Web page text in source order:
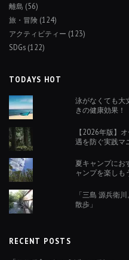
離島 (56)
旅・冒険 (124)
アクティビティー (123)
SDGs (122)
TODAYS HOT
泳がなくても大
きの健康効果！
【2026年版】
遇を防ぐ実践マ
夏キャンプにお
ャンプを楽しも
「三島 源兵衛
散歩」
RECENT POSTS